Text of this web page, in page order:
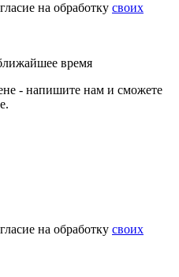
на обработку своих
время
- напишите нам и сможете
на обработку своих